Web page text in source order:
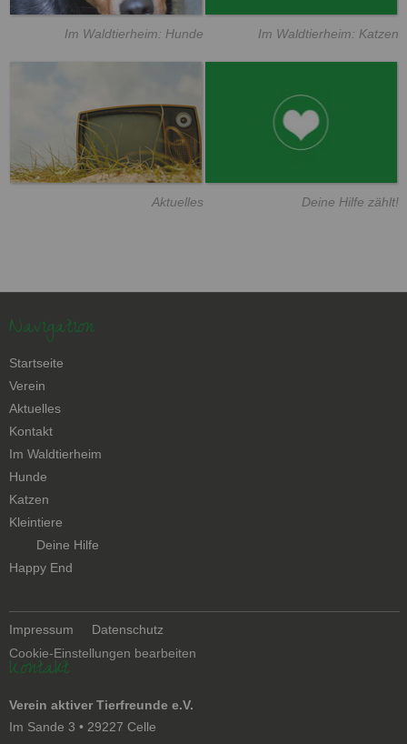
Im Waldtierheim: Hunde Im Waldtierheim: Katzen
Aktuelles Deine Hilfe zählt!
Navigation
Navigation
überspringen
Startseite
Verein
Aktuelles
Kontakt
Navigation
überspringen
Im Waldtierheim
Hunde
Katzen
Kleintiere
Navigation
überspringen
Deine Hilfe
Happy End
Navigation
überspringen
Impressum
Datenschutz
Cookie-Einstellungen bearbeiten
Kontakt
Verein aktiver Tierfreunde e.V.
Im Sande 3 • 29227 Celle